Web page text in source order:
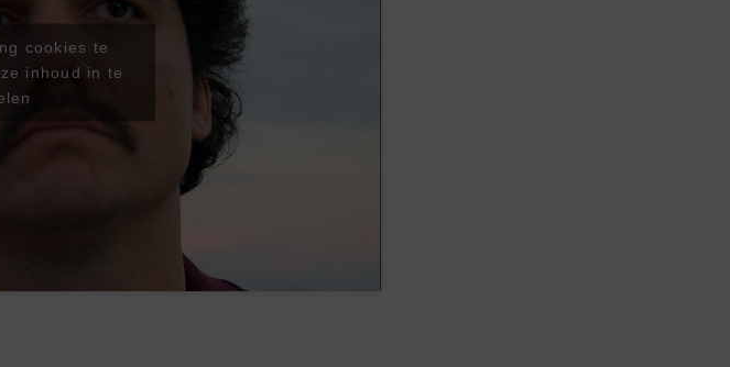
cookies te
inhoud in te